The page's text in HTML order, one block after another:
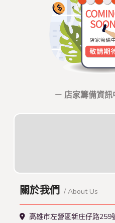
－ 店家籌備資
關於我們 / About Us
高雄市左營區新庄仔路259